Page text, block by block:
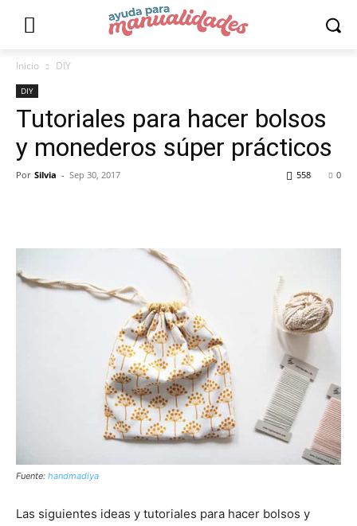
Inicio DIY
DIY
Tutoriales para hacer bolsos
y monederos súper prácticos
Por Silvia - Sep 30, 2017 0
558
Fuente: handmadiya
Las siguientes ideas y tutoriales para hacer bolsos y